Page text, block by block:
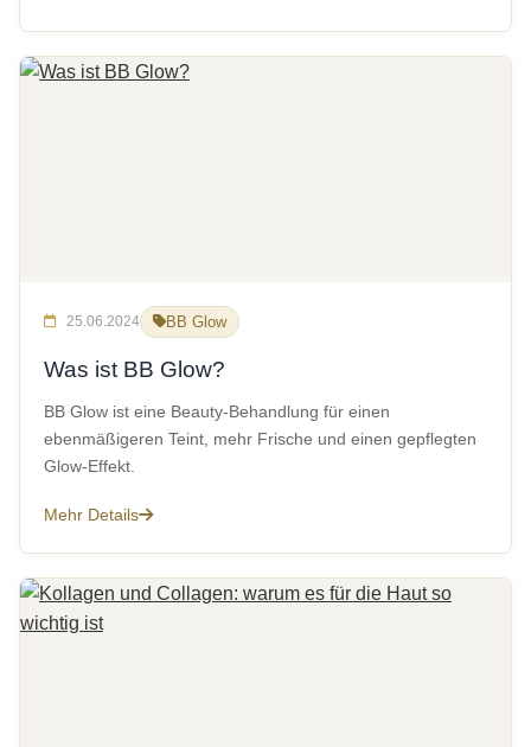
25.06.2024 BB Glow
Was ist BB Glow?
BB Glow ist eine Beauty-Behandlung für einen
ebenmäßigeren Teint, mehr Frische und einen gepflegten
Glow-Effekt.
Mehr Details